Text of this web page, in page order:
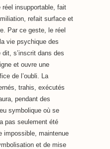
insupportable, fait
refait surface et
Par ce geste, le réel
vie psychique des
s’inscrit dans des
et ouvre une
de l’oubli. La
trahis, exécutés
pendant des
symbolique où se
pas seulement été
impossible, maintenue
et de mise